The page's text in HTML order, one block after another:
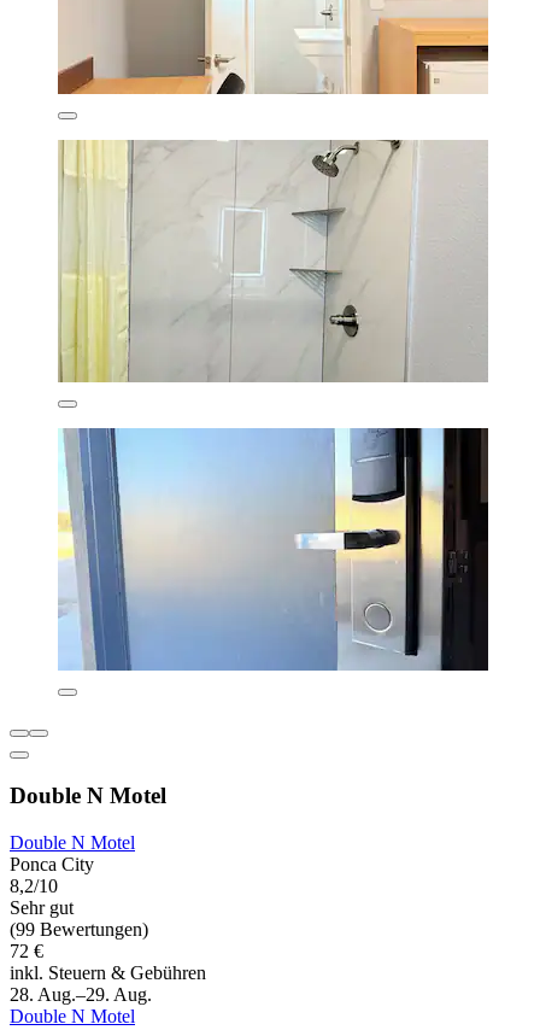
Double N Motel
Double N Motel
Ponca City
8,2/10
Sehr gut
(99 Bewertungen)
72 €
inkl. Steuern & Gebühren
28. Aug.–29. Aug.
Double N Motel